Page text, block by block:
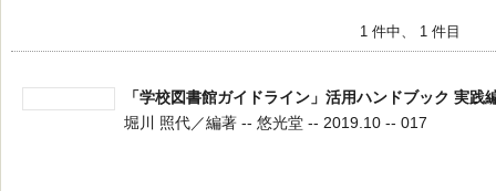
1 件中、 1 件目
「学校図書館ガイドライン」活用ハンドブック 実践
堀川 照代／編著 -- 悠光堂 -- 2019.10 -- 017